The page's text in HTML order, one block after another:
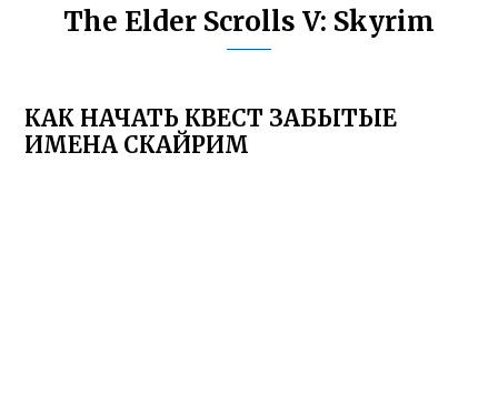
The Elder Scrolls V: Skyrim
КАК НАЧАТЬ КВЕСТ ЗАБЫТЫЕ
ИМЕНА СКАЙРИМ